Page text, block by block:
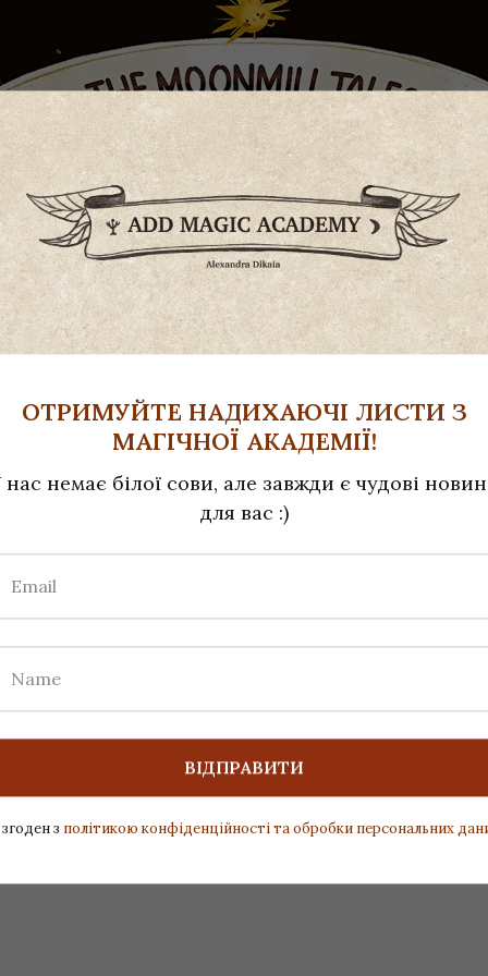
BUY NOW!
ОТРИМУЙТЕ НАДИХАЮЧІ ЛИСТИ З
МАГІЧНОЇ АКАДЕМІЇ!
нас немає білої сови, але завжди є чудові
для вас :)
ВІДПРАВИТИ
з політикою конфіденційності та обробки персональних